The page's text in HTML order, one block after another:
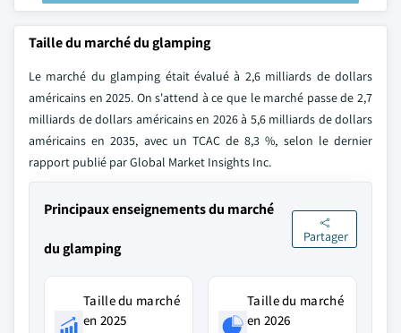
Taille du marché du glamping
Le marché du glamping était évalué à 2,6 milliards de dollars
américains en 2025. On s'attend à ce que le marché passe de 2,7
milliards de dollars américains en 2026 à 5,6 milliards de dollars
américains en 2035, avec un TCAC de 8,3 %, selon le dernier
rapport publié par Global Market Insights Inc.
Principaux enseignements du marché
du glamping
Partager
Taille du marché
en 2025
Taille du marché
en 2026